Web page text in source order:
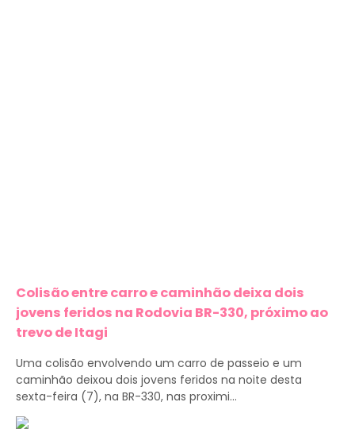
Colisão entre carro e caminhão deixa dois
jovens feridos na Rodovia BR-330, próximo ao
trevo de Itagi
Uma colisão envolvendo um carro de passeio e um
caminhão deixou dois jovens feridos na noite desta
sexta-feira (7), na BR-330, nas proximi...